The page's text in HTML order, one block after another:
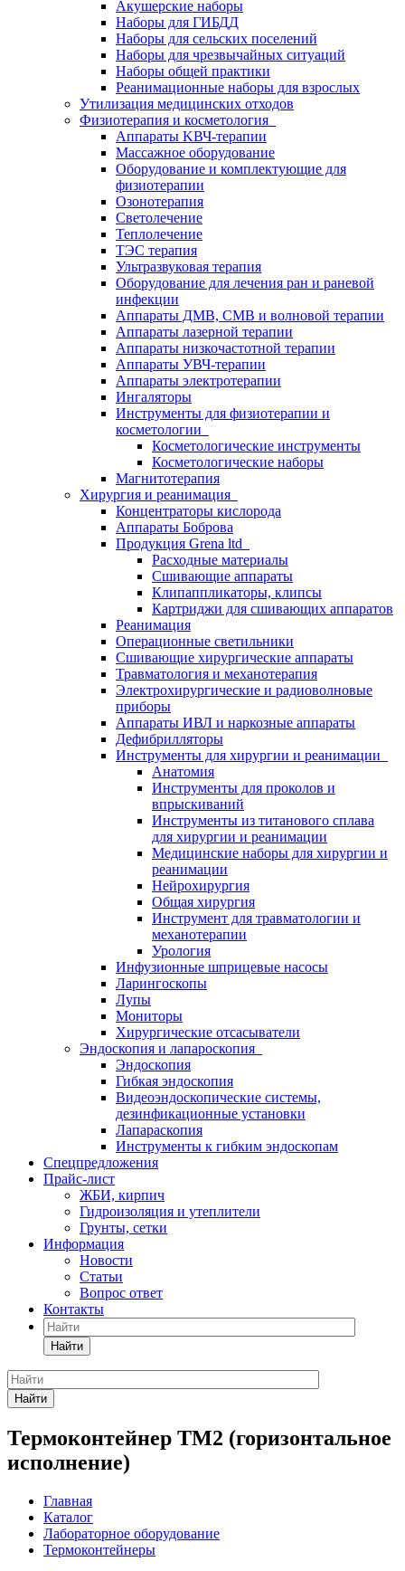
Акушерские наборы
Наборы для ГИБДД
Наборы для сельских поселений
Наборы для чрезвычайных ситуаций
Наборы общей практики
Реанимационные наборы для взрослых
Утилизация медицинских отходов
Физиотерапия и косметология
Аппараты KВЧ-терапии
Массажное оборудование
Оборудование и комплектующие для
физиотерапии
Озонотерапия
Светолечение
Теплолечение
ТЭС терапия
Ультразвуковая терапия
Оборудование для лечения ран и раневой
инфекции
Аппараты ДМВ, СМВ и волновой терапии
Аппараты лазерной терапии
Аппараты низкочастотной терапии
Аппараты УВЧ-терапии
Аппараты электротерапии
Ингаляторы
Инструменты для физиотерапии и
косметологии
Косметологические инструменты
Косметологические наборы
Магнитотерапия
Хирургия и реанимация
Концентраторы кислорода
Аппараты Боброва
Продукция Grena ltd
Расходные материалы
Сшивающие аппараты
Клипаппликаторы, клипсы
Картриджи для сшивающих аппаратов
Реанимация
Операционные светильники
Сшивающие хирургические аппараты
Травматология и механотерапия
Электрохирургические и радиоволновые
приборы
Аппараты ИВЛ и наркозные аппараты
Дефибрилляторы
Инструменты для хирургии и реанимации
Анатомия
Инструменты для проколов и
впрыскиваний
Инструменты из титанового сплава
для хирургии и реанимации
Медицинские наборы для хирургии и
реанимации
Нейрохирургия
Общая хирургия
Инструмент для травматологии и
механотерапии
Урология
Инфузионные шприцевые насосы
Ларингоскопы
Лупы
Мониторы
Хирургические отсасыватели
Эндоскопия и лапароскопия
Эндоскопия
Гибкая эндоскопия
Видеоэндоскопические системы,
дезинфикационные установки
Лапараскопия
Инструменты к гибким эндоскопам
Спецпредложения
Прайс-лист
ЖБИ, кирпич
Гидроизоляция и утеплители
Грунты, сетки
Информация
Новости
Статьи
Вопрос ответ
Контакты
Найти
Найти
Термоконтейнер ТМ2 (горизонтальное
исполнение)
Главная
Каталог
Лабораторное оборудование
Термоконтейнеры